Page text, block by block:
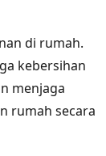
di rumah.
kebersihan
menjaga
rumah secara